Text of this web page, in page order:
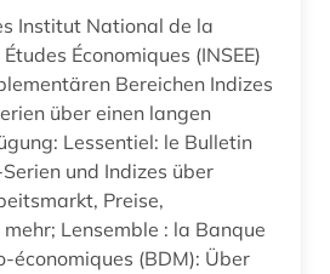
großbritannien (1)
(1)
(1)
(1)
Institut National de la
Économiques (INSEE)
Bereichen Indizes
über einen langen
Lessentiel: le Bulletin
und Indizes über
Preise,
Lensemble : la Banque
économiques (BDM): Über